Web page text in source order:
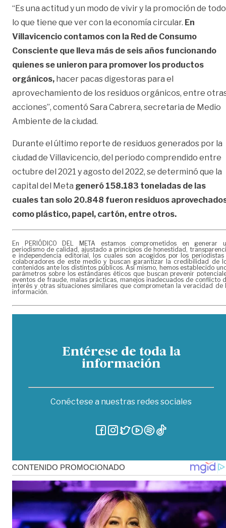
“Es una actitud y un modo de vivir y la promoción de todo
lo que tiene que ver con la economía circular. En
Villavicencio contamos con la Red de Consumo
Consciente que lleva más de seis años funcionando
quienes se unieron para promover los productos
orgánicos, hacer pacas digestoras para el
aprovechamiento de los residuos orgánicos, entre
acciones”, comentó Sara Cabrera, secretaria de Medio
Ambiente de la ciudad.
Durante el último reporte de residuos generados por la
ciudad de Villavicencio, del periodo comprendido entre
octubre del 2021 y agosto del 2022, se determinó que la
capital del Meta generó 158.183 toneladas de las
cuales tan solo 20.848 fueron residuos
como plástico, papel, cartón, entre otros.
En PERIÓDICO DEL META estamos comprometidos en generar
periodismo de calidad, ajustado a principios de honestidad,
e independencia editorial, los cuales son acogidos por los periodistas
colaboradores de este medio y buscan garantizar la credibilidad de
contenidos ante los distintos públicos. Así mismo, hemos establecido
parámetros sobre los estándares éticos que buscan prevenir
eventos de fraude, malas prácticas, manejos inadecuados de conflicto
interés y otras situaciones similares que comprometan la veracidad de
información.
Entérese de toda la
información
Conéctese a nuestras redes sociales